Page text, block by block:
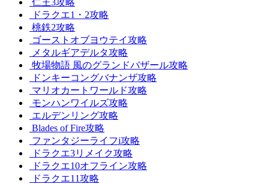
ドラクエ1・2攻略
桃鉄2攻略
ゴーストオブヨウテイ攻略
メタルギアデルタ攻略
牧場物語 風のグランドバザール攻略
ドンキーコングバナンザ攻略
マリオカートワールド攻略
モンハンワイルズ攻略
エルデンリング攻略
Blades of Fire攻略
ファンタジーライフi攻略
ドラクエ3リメイク攻略
ドラクエ10オフライン攻略
ドラクエ11攻略